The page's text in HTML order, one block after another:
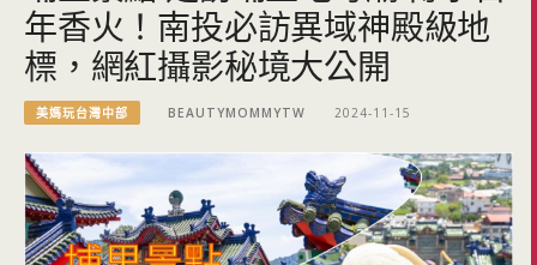
年香火！南投必訪異域神殿級地
標，網紅攝影秘境大公開
美媽玩台灣中部 BEAUTYMOMMYTW 2024-11-15